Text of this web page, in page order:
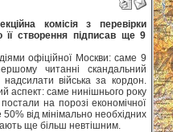
комісія з перевірки
її створення підписав ще 9
офіційної Москви: саме 9
читанні скандальний
війська за кордон.
аспект: саме нинішнього року
на порозі економічної
від мінімально необхідних
ще більш невтішним.